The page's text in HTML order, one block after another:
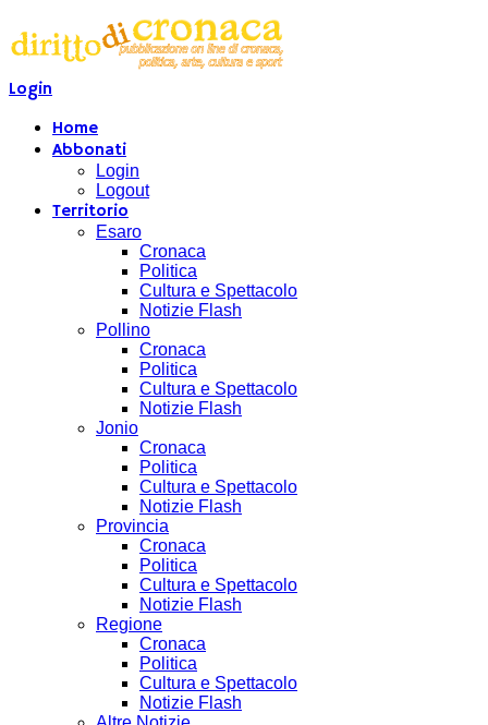
Login
Home
Abbonati
Login
Logout
Territorio
Esaro
Cronaca
Politica
Cultura e Spettacolo
Notizie Flash
Pollino
Cronaca
Politica
Cultura e Spettacolo
Notizie Flash
Jonio
Cronaca
Politica
Cultura e Spettacolo
Notizie Flash
Provincia
Cronaca
Politica
Cultura e Spettacolo
Notizie Flash
Regione
Cronaca
Politica
Cultura e Spettacolo
Notizie Flash